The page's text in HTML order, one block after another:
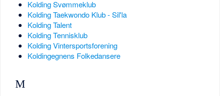
Kolding Svømmeklub
Kolding Taekwondo Klub - Sil'la
Kolding Talent
Kolding Tennisklub
Kolding Vintersportsforening
Koldingegnens Folkedansere
M